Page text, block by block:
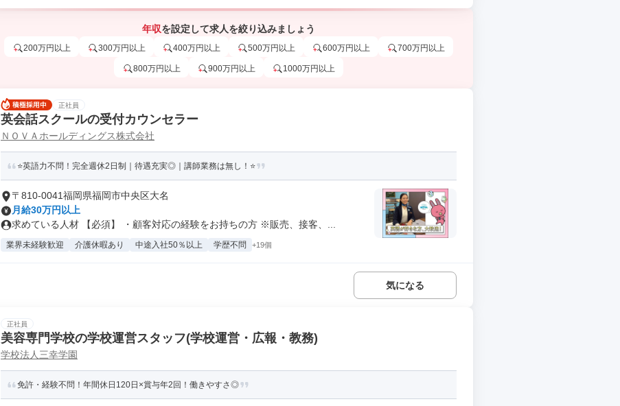
年収を設定して求人を絞り込みましょう
200万円以上 300万円以上 400万円以上 500万円以上 600万円以上 700万円以上
800万円以上 900万円以上 1000万円以上
正社員
英会話スクールの受付カウンセラー
ＮＯＶＡホールディングス株式会社
⭐英語力不問！完全週休2日制｜待遇充実◎｜講師業務は無し！⭐
〒810-0041福岡県福岡市中央区大名
月給30万円以上
求めている人材 【必須】 ・顧客対応の経験をお持ちの方 ※販売、接客、...
業界未経験歓迎 介護休暇あり 中途入社50％以上 学歴不問 +19個
気になる
正社員
美容専門学校の学校運営スタッフ(学校運営・広報・教務)
学校法人三幸学園
免許・経験不問！年間休日120日×賞与年2回！働きやすさ◎